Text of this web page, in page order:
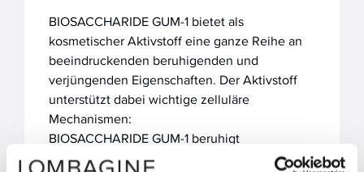
BIOSACCHARIDE GUM-1 bietet als
kosmetischer Aktivstoff eine ganze Reihe an
beeindruckenden beruhigenden und
verjüngenden Eigenschaften. Der Aktivstoff
unterstützt dabei wichtige zelluläre
Mechanismen:
BIOSACCHARIDE GUM-1 beruhigt
überschießende, unangenehme Reaktionen